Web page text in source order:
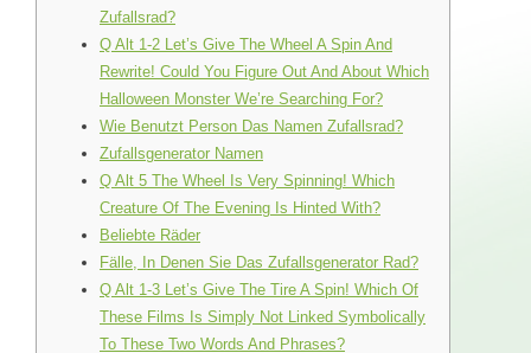
Zufallsrad?
Q Alt 1-2 Let’s Give The Wheel A Spin And
Rewrite! Could You Figure Out And About Which
Halloween Monster We’re Searching For?
Wie Benutzt Person Das Namen Zufallsrad?
Zufallsgenerator Namen
Q Alt 5 The Wheel Is Very Spinning! Which
Creature Of The Evening Is Hinted With?
Beliebte Räder
Fälle, In Denen Sie Das Zufallsgenerator Rad?
Q Alt 1-3 Let’s Give The Tire A Spin! Which Of
These Films Is Simply Not Linked Symbolically
To These Two Words And Phrases?